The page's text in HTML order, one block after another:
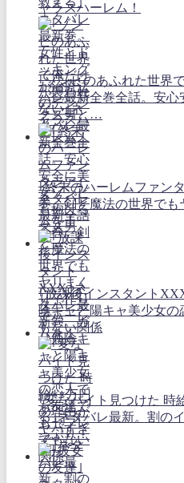
ャラスハーレム！
｢ゾンビのあふれた世界
バレ最新全巻全話。安心
クズ男と…
｢終末のハーレムファン
巻。剣と魔法の世界でも
ムを！
｢放課後インスタント
陰キャと陽キャ美少女
もない関係
｢変なバイト見つけた 時
る｣ネタバレ最新。割の
っぷり！